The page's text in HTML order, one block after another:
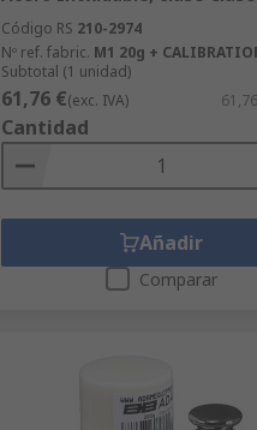
Código RS 210-2974
Nº ref. fabric. M1 20g +
Subtotal (1 unidad)
61,76 €(exc. IVA)
Cantidad
Añadir
Comparar